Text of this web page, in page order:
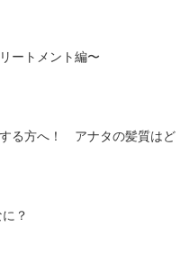
ートメント編〜
る方へ！ アナタの髪質はど
？